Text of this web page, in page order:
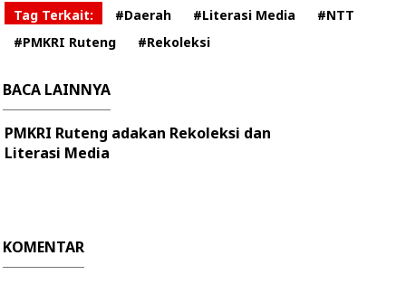
Tag Terkait: #Daerah #Literasi Media
#NTT
#PMKRI Ruteng
#Rekoleksi
BACA LAINNYA
PMKRI Ruteng adakan Rekoleksi dan
Literasi Media
KOMENTAR